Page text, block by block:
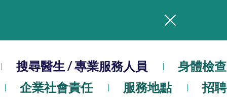
本院在暴雨或颱風警告信號 (包括黑色暴雨及8號或以上熱帶氣旋警告信號) 下，仍會維持有限度服務。如有查詢，可致電2711 5222。
請即下載
搜尋醫生 / 專業服務人員
身體檢查
企業社會責任
服務地點 招聘